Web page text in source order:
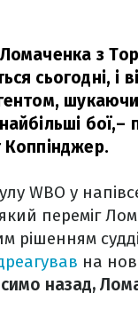
з
сьогодні, і
бої,–
Коппінджер.
WBO у
переміг
рішенням
на
назад,